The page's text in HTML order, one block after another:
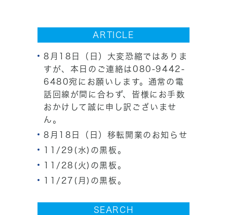
ARTICLE
8月18日（日）大変恐縮ではありま
すが、本日のご連絡は080-9442-
6480宛にお願いします。通常の電
話回線が間に合わず、皆様にお手数
おかけして誠に申し訳ございませ
ん。
8月18日（日）移転開業のお知らせ
11/29(水)の黒板。
11/28(火)の黒板。
11/27(月)の黒板。
SEARCH